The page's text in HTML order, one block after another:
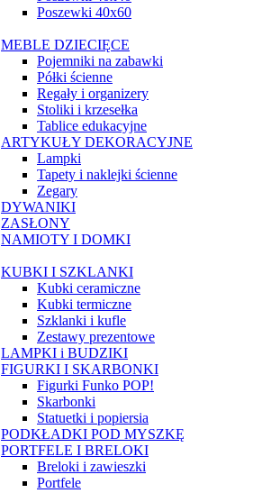
Poszewki 40x60
MEBLE DZIECIĘCE
Pojemniki na zabawki
Półki ścienne
Regały i organizery
Stoliki i krzesełka
Tablice edukacyjne
ARTYKUŁY DEKORACYJNE
Lampki
Tapety i naklejki ścienne
Zegary
DYWANIKI
ZASŁONY
NAMIOTY I DOMKI
KUBKI I SZKLANKI
Kubki ceramiczne
Kubki termiczne
Szklanki i kufle
Zestawy prezentowe
LAMPKI i BUDZIKI
FIGURKI I SKARBONKI
Figurki Funko POP!
Skarbonki
Statuetki i popiersia
PODKŁADKI POD MYSZKĘ
PORTFELE I BRELOKI
Breloki i zawieszki
Portfele